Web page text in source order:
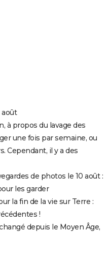
août
à propos du lavage des
une fois par semaine, ou
Cependant, il y a des
de photos le 10 août :
les garder
la fin de la vie sur Terre :
!
depuis le Moyen Âge,